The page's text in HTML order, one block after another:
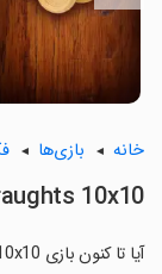
خانه بازی‌ها
10x10